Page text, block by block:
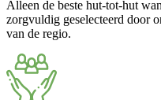
Alleen de beste hut-tot-hut
zorgvuldig geselecteerd door
van de regio.